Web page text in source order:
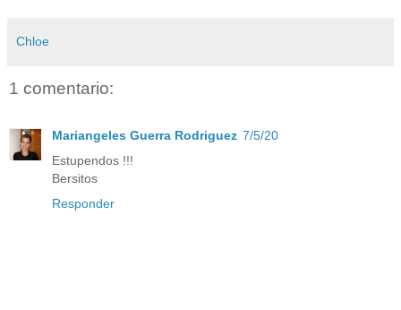
Chloe
1 comentario:
Mariangeles Guerra Rodriguez 7/5/20
Estupendos !!!
Bersitos
Responder